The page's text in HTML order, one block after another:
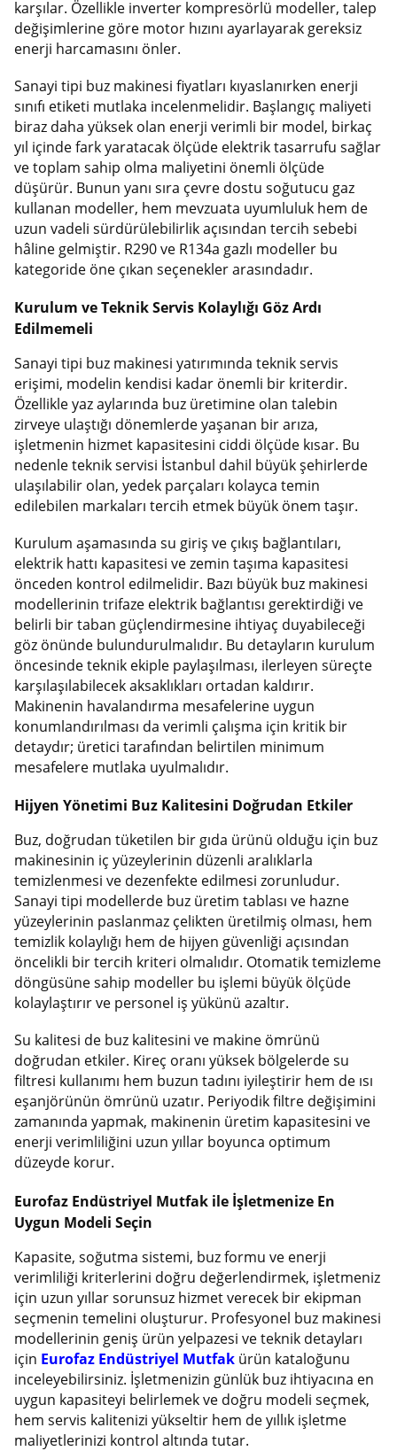
karşılar. Özellikle inverter kompresörlü modeller, talep
değişimlerine göre motor hızını ayarlayarak gereksiz
enerji harcamasını önler.
Sanayi tipi buz makinesi fiyatları kıyaslanırken enerji
sınıfı etiketi mutlaka incelenmelidir. Başlangıç maliyeti
biraz daha yüksek olan enerji verimli bir model, birkaç
yıl içinde fark yaratacak ölçüde elektrik tasarrufu sağlar
ve toplam sahip olma maliyetini önemli ölçüde
düşürür. Bunun yanı sıra çevre dostu soğutucu gaz
kullanan modeller, hem mevzuata uyumluluk hem de
uzun vadeli sürdürülebilirlik açısından tercih sebebi
hâline gelmiştir. R290 ve R134a gazlı modeller bu
kategoride öne çıkan seçenekler arasındadır.
Kurulum ve Teknik Servis Kolaylığı Göz Ardı
Edilmemeli
Sanayi tipi buz makinesi yatırımında teknik servis
erişimi, modelin kendisi kadar önemli bir kriterdir.
Özellikle yaz aylarında buz üretimine olan talebin
zirveye ulaştığı dönemlerde yaşanan bir arıza,
işletmenin hizmet kapasitesini ciddi ölçüde kısar. Bu
nedenle teknik servisi İstanbul dahil büyük şehirlerde
ulaşılabilir olan, yedek parçaları kolayca temin
edilebilen markaları tercih etmek büyük önem taşır.
Kurulum aşamasında su giriş ve çıkış bağlantıları,
elektrik hattı kapasitesi ve zemin taşıma kapasitesi
önceden kontrol edilmelidir. Bazı büyük buz makinesi
modellerinin trifaze elektrik bağlantısı gerektirdiği ve
belirli bir taban güçlendirmesine ihtiyaç duyabileceği
göz önünde bulundurulmalıdır. Bu detayların kurulum
öncesinde teknik ekiple paylaşılması, ilerleyen süreçte
karşılaşılabilecek aksaklıkları ortadan kaldırır.
Makinenin havalandırma mesafelerine uygun
konumlandırılması da verimli çalışma için kritik bir
detaydır; üretici tarafından belirtilen minimum
mesafelere mutlaka uyulmalıdır.
Hijyen Yönetimi Buz Kalitesini Doğrudan Etkiler
Buz, doğrudan tüketilen bir gıda ürünü olduğu için buz
makinesinin iç yüzeylerinin düzenli aralıklarla
temizlenmesi ve dezenfekte edilmesi zorunludur.
Sanayi tipi modellerde buz üretim tablası ve hazne
yüzeylerinin paslanmaz çelikten üretilmiş olması, hem
temizlik kolaylığı hem de hijyen güvenliği açısından
öncelikli bir tercih kriteri olmalıdır. Otomatik temizleme
döngüsüne sahip modeller bu işlemi büyük ölçüde
kolaylaştırır ve personel iş yükünü azaltır.
Su kalitesi de buz kalitesini ve makine ömrünü
doğrudan etkiler. Kireç oranı yüksek bölgelerde su
filtresi kullanımı hem buzun tadını iyileştirir hem de ısı
eşanjörünün ömrünü uzatır. Periyodik filtre değişimini
zamanında yapmak, makinenin üretim kapasitesini ve
enerji verimliliğini uzun yıllar boyunca optimum
düzeyde korur.
Eurofaz Endüstriyel Mutfak ile İşletmenize En
Uygun Modeli Seçin
Kapasite, soğutma sistemi, buz formu ve enerji
verimliliği kriterlerini doğru değerlendirmek, işletmeniz
için uzun yıllar sorunsuz hizmet verecek bir ekipman
seçmenin temelini oluşturur. Profesyonel buz makinesi
modellerinin geniş ürün yelpazesi ve teknik detayları
için Eurofaz Endüstriyel Mutfak ürün kataloğunu
inceleyebilirsiniz. İşletmenizin günlük buz ihtiyacına en
uygun kapasiteyi belirlemek ve doğru modeli seçmek,
hem servis kalitenizi yükseltir hem de yıllık işletme
maliyetlerinizi kontrol altında tutar.